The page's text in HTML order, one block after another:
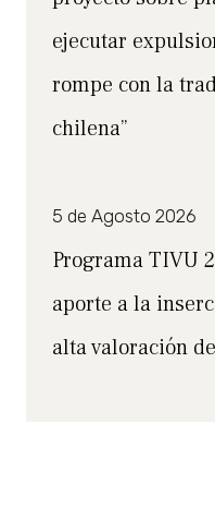
ejecutar
rompe con la
chilena”
5 de Agosto 2026
Programa TIVU
aporte a la
alta valoración